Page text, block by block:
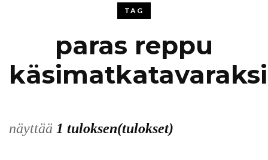
TAG
paras reppu
käsimatkatavaraksi
näyttää 1 tuloksen(tulokset)